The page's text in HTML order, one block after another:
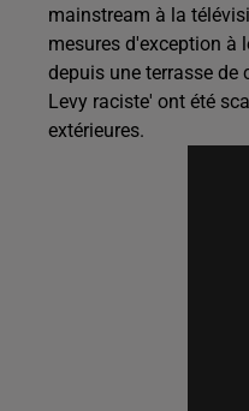
mainstream à la
mesures d'exception à
depuis une terrasse
Levy raciste' ont été
extérieures.